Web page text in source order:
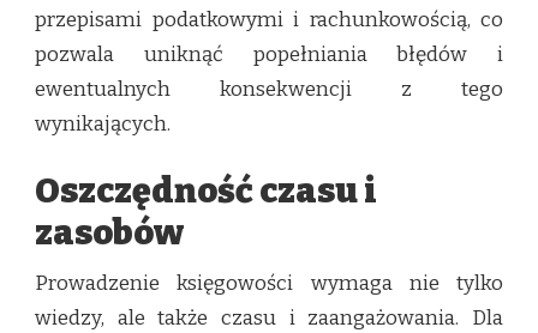
przepisami podatkowymi i rachunkowością, co
pozwala uniknąć popełniania błędów i
ewentualnych konsekwencji z tego
wynikających.
Oszczędność czasu i
zasobów
Prowadzenie księgowości wymaga nie tylko
wiedzy, ale także czasu i zaangażowania. Dla